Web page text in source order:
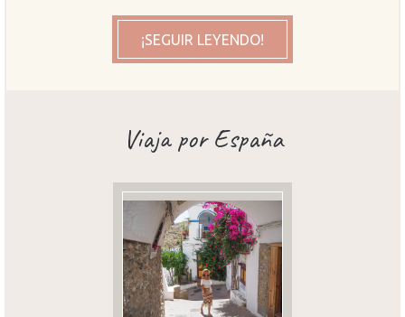
¡SEGUIR LEYENDO!
Viaja por España